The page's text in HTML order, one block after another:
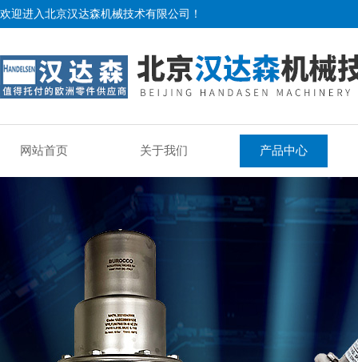
欢迎进入北京汉达森机械技术有限公司！
网站首页 关于我们 产品中心